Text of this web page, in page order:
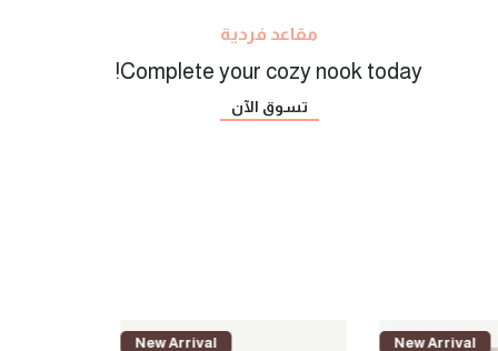
مقاعد فردية
Complete your cozy nook today!
تسوق الآن
New Arrival
New Arrival